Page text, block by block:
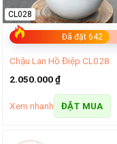
Đã đặt 642
CL028
Chậu Lan Hồ Điệp CL028
2.050.000₫
Xem nhanh ĐẶT MUA